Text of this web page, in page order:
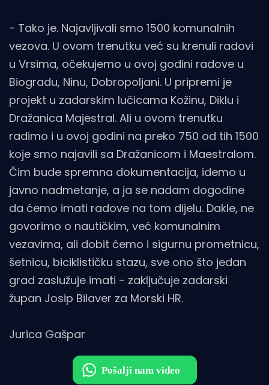
- Tako je. Najavljivali smo 1500 komunalnih
vezova. U ovom trenutku već su krenuli radovi
u Vrsima, očekujemo u ovoj godini radove u
Biogradu, Ninu, Dobropoljani. U pripremi je
projekt u zadarskim lučicama Kožinu, Diklu i
Dražanica Majestral. Ali u ovom trenutku
radimo i u ovoj godini na preko 750 od tih 1500
koje smo najavili sa Dražanicom i Maestralom.
Čim bude spremna dokumentacija, idemo u
javno nadmetanje, a ja se nadam dogodine
da ćemo imati radove na tom dijelu. Dakle, ne
govorimo o nautičkim, već komunalnim
vezavima, ali dobit ćemo i sigurnu prometnicu,
šetnicu, biciklističku stazu, sve ono što jedan
grad zaslužuje imati - zaključuje zadarski
župan Josip Bilaver za Morski HR.
Jurica Gašpar